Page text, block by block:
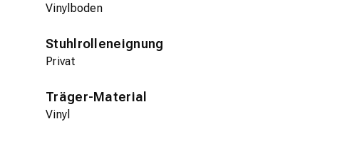
Vinylboden
Stuhlrolleneignung
Privat
Träger-Material
Vinyl